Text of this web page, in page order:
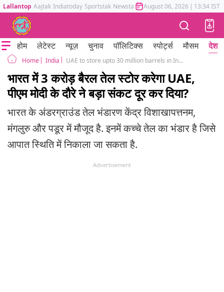
Lallantop Aajtak Indiatoday Sportstak Newstak Mumbai Tak Astrotak
August 06, 2026 | 13:34 IST
होम लेटेस्ट न्यूज़ चुनाव पॉलिटिक्स स्पोर्ट्स मौसम देश
Home India UAE to store upto 30 million barrels in India Strategic Petroleum Reserve
भारत में 3 करोड़ बैरल तेल स्टोर करेगा UAE,
पीएम मोदी के दौरे ने बड़ा संकट दूर कर दिया?
भारत के अंडरग्राउंड तेल भंडारण केंद्र विशाखापत्तनम,
मंगलुरु और पडूर में मौजूद है. इनमें कच्चे तेल का भंडार है जिसे
आपात स्थिति में निकाला जा सकता है.
Advertisement